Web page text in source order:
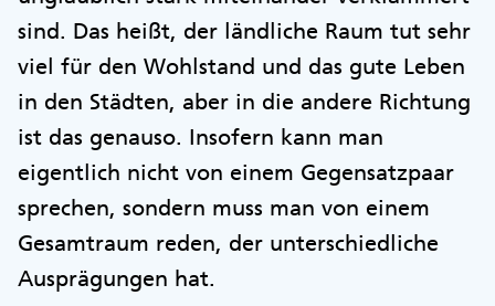
sind. Das heißt, der ländliche Raum tut sehr
viel für den Wohlstand und das gute Leben
in den Städten, aber in die andere Richtung
ist das genauso. Insofern kann man
eigentlich nicht von einem Gegensatzpaar
sprechen, sondern muss man von einem
Gesamtraum reden, der unterschiedliche
Ausprägungen hat.